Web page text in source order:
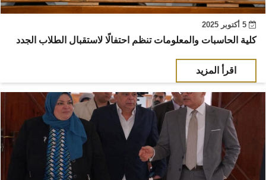
كلية الحاسبات والمعلومات تنظم احتفالًا لاستقبال الطلاب الجدد
اقرأ المزيد